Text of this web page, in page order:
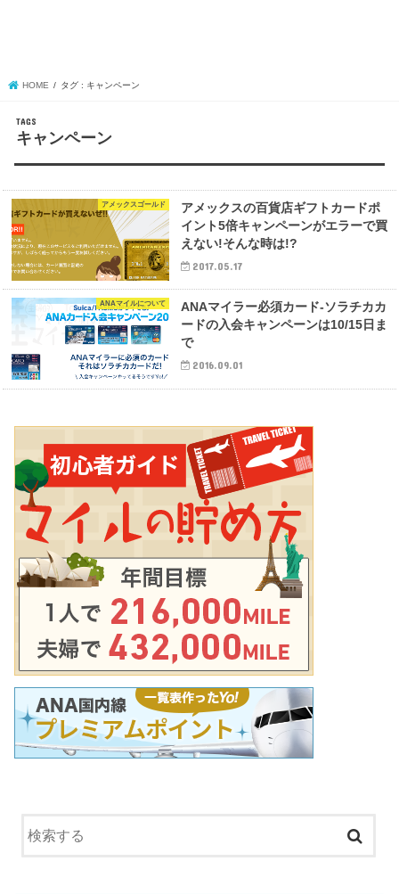
HOME タグ : キャンペーン
キャンペーン
アメックスゴールド
アメックスの百貨店ギフトカードポ
イント5倍キャンペーンがエラーで買
えない!そんな時は!?
2017.05.17
ANAマイルについて
ANAマイラー必須カード-ソラチカカ
ードの入会キャンペーンは10/15日ま
で
2016.09.01